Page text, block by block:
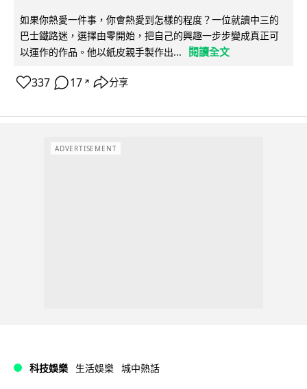
如果你熱愛一件事，你會熱愛到怎樣的程度？一位就讀中三的
巴士鐵路迷，選擇由零開始，把自己的興趣一步步變成真正可
以運作的作品。他以紙皮親手製作出...
閱讀全文
337 17 ↗ 分享
ADVERTISEMENT
科技娛樂 生活娛樂 城中熱話